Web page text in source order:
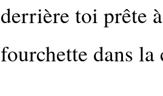
derrière toi prête
fourchette dans